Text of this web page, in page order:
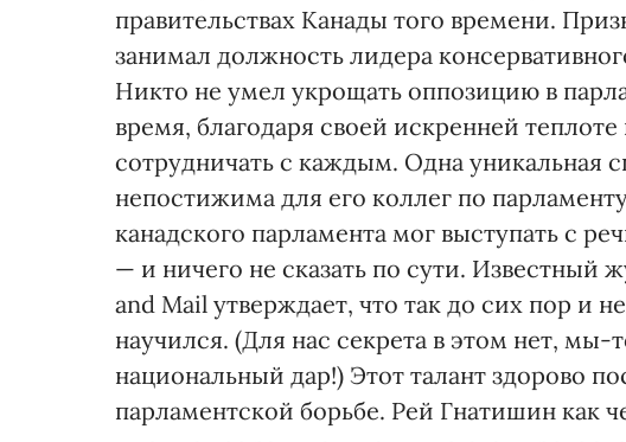
правительствах Канады того времени.
занимал должность лидера
Никто не умел укрощать оппозицию в
время, благодаря своей искренней
сотрудничать с каждым. Одна уникальная
непостижима для его коллег по
канадского парламента мог выступать с
— и ничего не сказать по сути.
and Mail утверждает, что так до сих пор и
научился. (Для нас секрета в этом нет,
национальный дар!) Этот талант здорово
парламентской борьбе. Рей Гнатишин как